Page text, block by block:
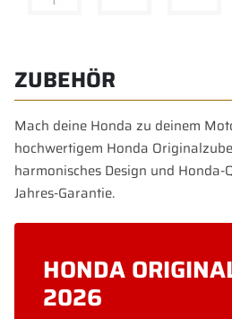
ZUBEHÖR
Mach deine Honda zu deinem
hochwertigem Honda
harmonisches Design und
Jahres-Garantie.
HONDA
2026